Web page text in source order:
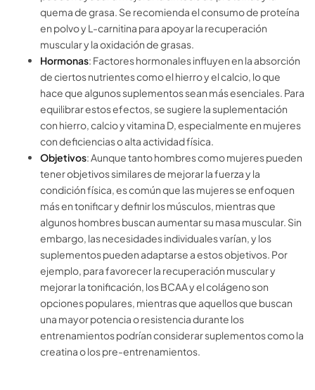
quema de grasa. Se recomienda el consumo de proteína
en polvo y L-carnitina para apoyar la recuperación
muscular y la oxidación de grasas.
Hormonas: Factores hormonales influyen en la absorción
de ciertos nutrientes como el hierro y el calcio, lo que
hace que algunos suplementos sean más esenciales. Para
equilibrar estos efectos, se sugiere la suplementación
con hierro, calcio y vitamina D, especialmente en mujeres
con deficiencias o alta actividad física.
Objetivos: Aunque tanto hombres como mujeres pueden
tener objetivos similares de mejorar la fuerza y la
condición física, es común que las mujeres se enfoquen
más en tonificar y definir los músculos, mientras que
algunos hombres buscan aumentar su masa muscular. Sin
embargo, las necesidades individuales varían, y los
suplementos pueden adaptarse a estos objetivos. Por
ejemplo, para favorecer la recuperación muscular y
mejorar la tonificación, los BCAA y el colágeno son
opciones populares, mientras que aquellos que buscan
una mayor potencia o resistencia durante los
entrenamientos podrían considerar suplementos como la
creatina o los pre-entrenamientos.